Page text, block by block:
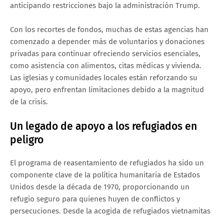
anticipando restricciones bajo la administración Trump.
Con los recortes de fondos, muchas de estas agencias han
comenzado a depender más de voluntarios y donaciones
privadas para continuar ofreciendo servicios esenciales,
como asistencia con alimentos, citas médicas y vivienda.
Las iglesias y comunidades locales están reforzando su
apoyo, pero enfrentan limitaciones debido a la magnitud
de la crisis.
Un legado de apoyo a los refugiados en
peligro
El programa de reasentamiento de refugiados ha sido un
componente clave de la política humanitaria de Estados
Unidos desde la década de 1970, proporcionando un
refugio seguro para quienes huyen de conflictos y
persecuciones. Desde la acogida de refugiados vietnamitas